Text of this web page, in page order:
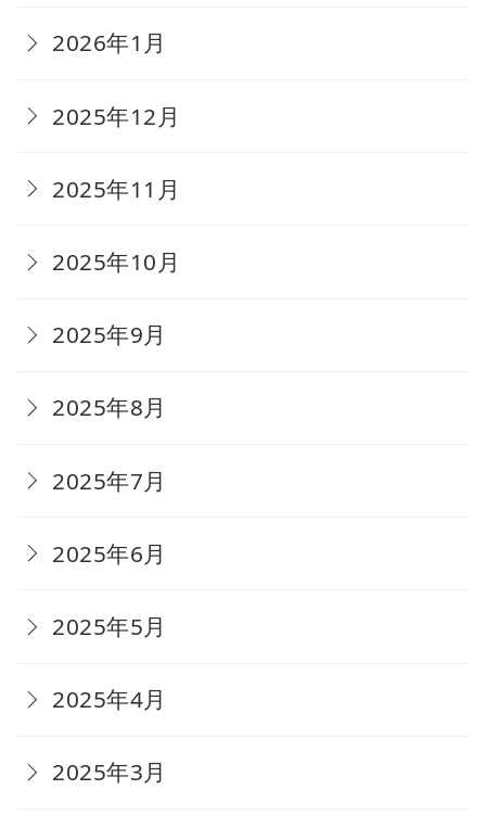
2026年1月
2025年12月
2025年11月
2025年10月
2025年9月
2025年8月
2025年7月
2025年6月
2025年5月
2025年4月
2025年3月